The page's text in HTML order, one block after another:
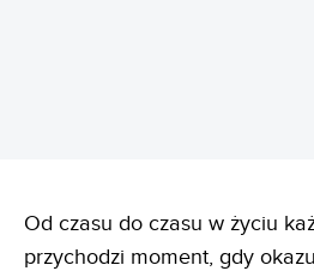
Od czasu do czasu w życiu
przychodzi moment, gdy